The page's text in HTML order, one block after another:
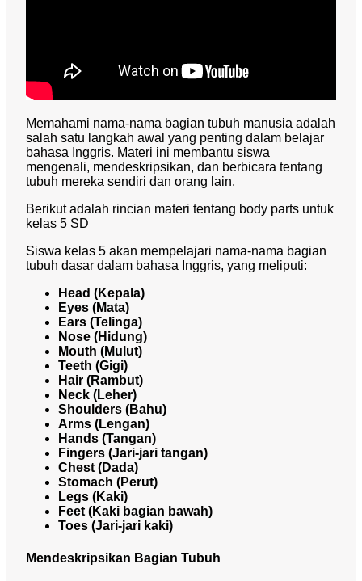
Memahami nama-nama bagian tubuh manusia adalah
salah satu langkah awal yang penting dalam belajar
bahasa Inggris. Materi ini membantu siswa
mengenali, mendeskripsikan, dan berbicara tentang
tubuh mereka sendiri dan orang lain.
Berikut adalah rincian materi tentang body parts untuk
kelas 5 SD
Siswa kelas 5 akan mempelajari nama-nama bagian
tubuh dasar dalam bahasa Inggris, yang meliputi:
Head (Kepala)
Eyes (Mata)
Ears (Telinga)
Nose (Hidung)
Mouth (Mulut)
Teeth (Gigi)
Hair (Rambut)
Neck (Leher)
Shoulders (Bahu)
Arms (Lengan)
Hands (Tangan)
Fingers (Jari-jari tangan)
Chest (Dada)
Stomach (Perut)
Legs (Kaki)
Feet (Kaki bagian bawah)
Toes (Jari-jari kaki)
Mendeskripsikan Bagian Tubuh